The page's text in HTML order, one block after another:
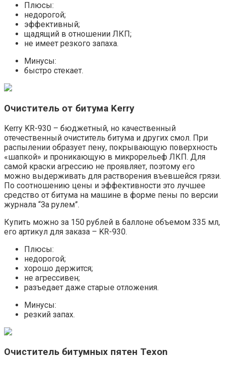
Плюсы:
недорогой;
эффективный;
щадящий в отношении ЛКП;
не имеет резкого запаха.
Минусы:
быстро стекает.
Очиститель от битума Kerry
Kerry KR-930 – бюджетный, но качественный
отечественный очиститель битума и других смол. При
распылении образует пену, покрывающую поверхность
«шапкой» и проникающую в микрорельеф ЛКП. Для
самой краски агрессию не проявляет, поэтому его
можно выдерживать для растворения въевшейся грязи.
По соотношению цены и эффективности это лучшее
средство от битума на машине в форме пены по версии
журнала “За рулем”.
Купить можно за 150 рублей в баллоне объемом 335 мл,
его артикул для заказа – KR-930.
Плюсы:
недорогой;
хорошо держится;
не агрессивен;
разъедает даже старые отложения.
Минусы:
резкий запах.
Очиститель битумных пятен Texon